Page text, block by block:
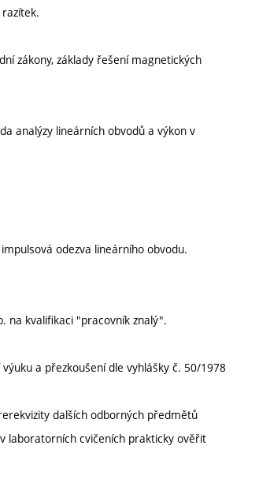
zákony, základy řešení magnetických
analýzy lineárních obvodů a výkon v
odezva lineárního obvodu.
na kvalifikaci "pracovník znalý".
a přezkoušení dle vyhlášky č. 50/1978
dalších odborných předmětů
laboratorních cvičeních prakticky ověřit